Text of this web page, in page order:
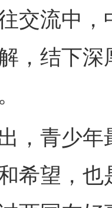
交流中
，结下
青少年
希望，